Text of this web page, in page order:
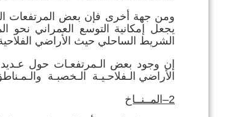
ومن جهة أخرى فإن بعض المرتفعات
يجعل إمكانية التوسع العمراني
الشريط الساحلي حيث الأراضي
إن وجود بعض الـمرتفعـات حول
الأراضي الـفلاحـيـة الـخصبـة
2–المــنــاخ